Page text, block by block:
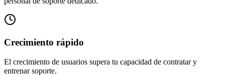
Crecimiento rápido
El crecimiento de usuarios supera tu capacidad de contratar y
entrenar soporte.